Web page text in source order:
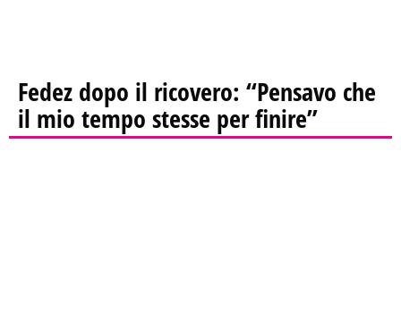
Fedez dopo il ricovero: “Pensavo che
il mio tempo stesse per finire”